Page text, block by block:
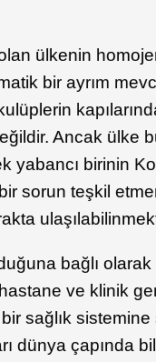
ülkenin
bir ayrım
Ancak ülke
yabancı birinin
sorun teşkil
bağlı olarak
ve klinik
sağlık
dünya çapında